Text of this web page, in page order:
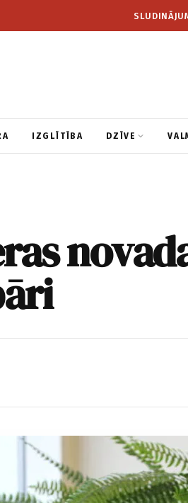
IZGLĪTĪBA DZĪVE